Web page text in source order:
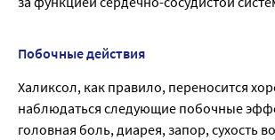
Побочные действия
Халиксол, как правило, переносится
наблюдаться следующие побочные
головная боль, диарея, запор, сухость